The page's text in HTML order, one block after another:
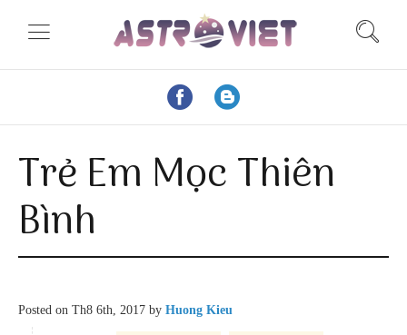
Trẻ Em Mọc Thiên
Bình
Posted on Th8 6th, 2017 by Huong Kieu